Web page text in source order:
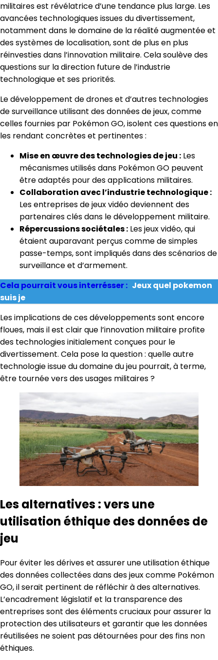
militaires est révélatrice d’une tendance plus large. Les
avancées technologiques issues du divertissement,
notamment dans le domaine de la réalité augmentée et
des systèmes de localisation, sont de plus en plus
réinvesties dans l’innovation militaire. Cela soulève des
questions sur la direction future de l’industrie
technologique et ses priorités.
Le développement de drones et d’autres technologies
de surveillance utilisant des données de jeux, comme
celles fournies par Pokémon GO, isolent ces questions en
les rendant concrètes et pertinentes :
Mise en œuvre des technologies de jeu : Les
mécanismes utilisés dans Pokémon GO peuvent
être adaptés pour des applications militaires.
Collaboration avec l’industrie technologique :
Les entreprises de jeux vidéo deviennent des
partenaires clés dans le développement militaire.
Répercussions sociétales : Les jeux vidéo, qui
étaient auparavant perçus comme de simples
passe-temps, sont impliqués dans des scénarios de
surveillance et d’armement.
Cela pourrait vous interrésser : Jeux quel pokemon
suis je
Les implications de ces développements sont encore
floues, mais il est clair que l’innovation militaire profite
des technologies initialement conçues pour le
divertissement. Cela pose la question : quelle autre
technologie issue du domaine du jeu pourrait, à terme,
être tournée vers des usages militaires ?
Les alternatives : vers une
utilisation éthique des données de
jeu
Pour éviter les dérives et assurer une utilisation éthique
des données collectées dans des jeux comme Pokémon
GO, il serait pertinent de réfléchir à des alternatives.
L’encadrement législatif et la transparence des
entreprises sont des éléments cruciaux pour assurer la
protection des utilisateurs et garantir que les données
réutilisées ne soient pas détournées pour des fins non
éthiques.